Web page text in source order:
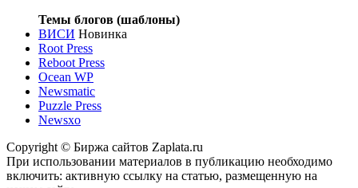
Темы блогов (шаблоны)
ВИСИ Новинка
Root Press
Reboot Press
Ocean WP
Newsmatic
Puzzle Press
Newsxo
Copyright © Биржа сайтов Zaplata.ru
При использовании материалов в публикацию необходимо
включить: активную ссылку на статью, размещенную на